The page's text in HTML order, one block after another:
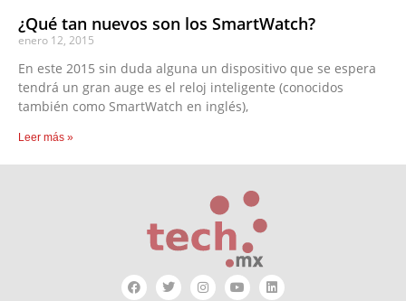
¿Qué tan nuevos son los SmartWatch?
enero 12, 2015
En este 2015 sin duda alguna un dispositivo que se espera
tendrá un gran auge es el reloj inteligente (conocidos
también como SmartWatch en inglés),
Leer más »